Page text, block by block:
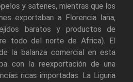
y satenes, mientras que los
exportaban a Florencia lana,
baratos y productos de
todo del norte de Africa). El
la balanza comercial en esta
con la reexportación de una
ricas importadas. La Liguria